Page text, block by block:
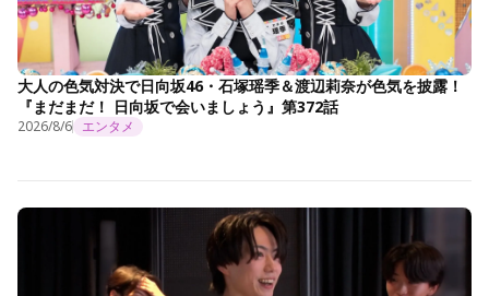
大人の色気対決で日向坂46・石塚瑶季＆渡辺莉奈が色気を披露！
『まだまだ！ 日向坂で会いましょう』第372話
2026/8/6 エンタメ